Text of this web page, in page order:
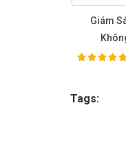
Giám
Rating:
100%
Tags: